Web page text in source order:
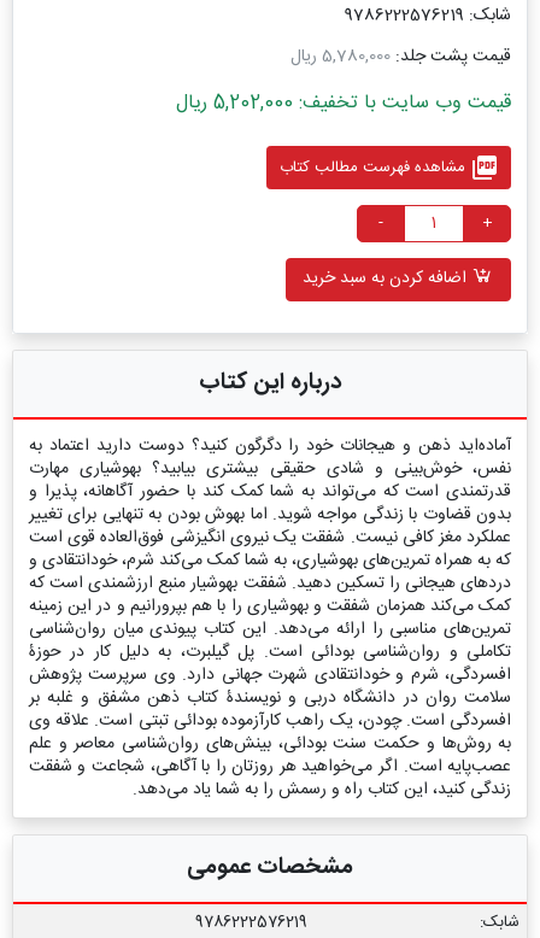
شابک: 9786222576219
قیمت پشت جلد: 5,780,000 ریال
قیمت وب سایت با تخفیف: 5,202,000 ریال
picture_as_pdf مشاهده فهرست مطالب کتاب
+
-
اضافه کردن به سبد خرید
درباره این کتاب
آماده‌اید ذهن و هیجانات خود را دگرگون کنید؟ دوست دارید اعتماد به
نفس، خوش‌بینی و شادی حقیقی بیشتری بیابید؟ بهوشیاری مهارت
قدرتمندی است که می‌تواند به شما کمک کند با حضور آگاهانه، پذیرا و
بدون قضاوت با زندگی مواجه شوید. اما بهوش بودن به تنهایی برای تغییر
عملکرد مغز کافی نیست. شفقت یک نیروی انگیزشی فوق‌العاده قوی است
که به همراه تمرین‌های بهوشیاری، به شما کمک می‌کند شرم، خودانتقادی و
دردهای هیجانی را تسکین دهید. شفقت بهوشیار منبع ارزشمندی است که
کمک می‌کند همزمان شفقت و بهوشیاری را با هم بپرورانیم و در این زمینه
تمرین‌های مناسبی را ارائه می‌دهد. این کتاب پیوندی میان روان‌شناسی
تکاملی و روان‌شناسی بودائی است. پل گیلبرت، به دلیل کار در حوزۀ
افسردگی، شرم و خودانتقادی شهرت جهانی دارد. وی سرپرست پژوهش
سلامت روان در دانشگاه دربی و نویسندۀ کتاب ذهن مشفق و غلبه بر
افسردگی است. چودن، یک راهب کارآزموده بودائی تبتی است. علاقه وی
به روش‌ها و حکمت سنت بودائی، بینش‌های روان‌شناسی معاصر و علم
عصب‌پایه است. اگر می‌خواهید هر روزتان را با آگاهی، شجاعت و شفقت
زندگی کنید، این کتاب راه و رسمش را به شما یاد می‌دهد.
مشخصات عمومی
شابک:
9786222576219